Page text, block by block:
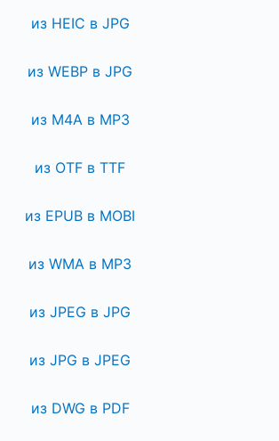
из HEIC в JPG
из WEBP в JPG
из M4A в MP3
из OTF в TTF
из EPUB в MOBI
из WMA в MP3
из JPEG в JPG
из JPG в JPEG
из DWG в PDF